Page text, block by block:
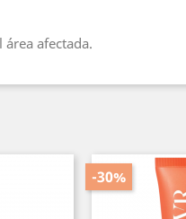
afectada.
-30%